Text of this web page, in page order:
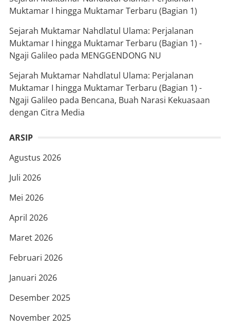
Muktamar I hingga Muktamar Terbaru (Bagian 1)
Sejarah Muktamar Nahdlatul Ulama: Perjalanan
Muktamar I hingga Muktamar Terbaru (Bagian 1) -
Ngaji Galileo pada MENGGENDONG NU
Sejarah Muktamar Nahdlatul Ulama: Perjalanan
Muktamar I hingga Muktamar Terbaru (Bagian 1) -
Ngaji Galileo pada Bencana, Buah Narasi Kekuasaan
dengan Citra Media
ARSIP
Agustus 2026
Juli 2026
Mei 2026
April 2026
Maret 2026
Februari 2026
Januari 2026
Desember 2025
November 2025